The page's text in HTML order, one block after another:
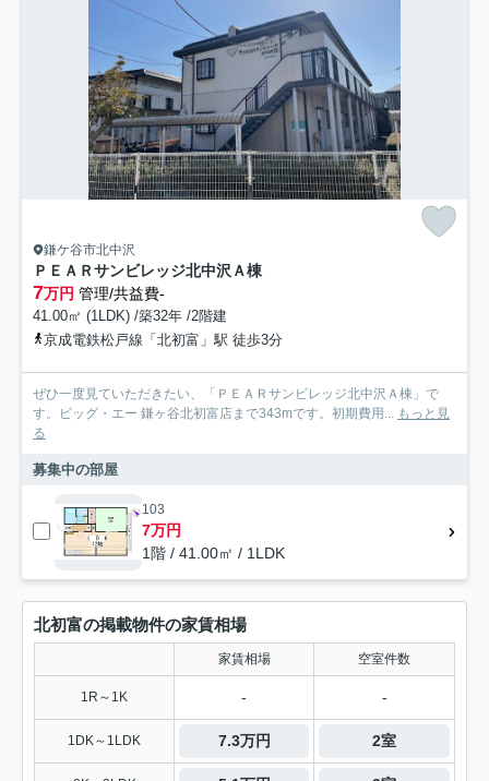
鎌ケ谷市北中沢
ＰＥＡＲサンビレッジ北中沢Ａ棟
7万円 管理/共益費-
41.00㎡ (1LDK) /築32年 /2階建
京成電鉄松戸線「北初富」駅 徒歩3分
ぜひ一度見ていただきたい、「ＰＥＡＲサンビレッジ北中沢Ａ棟」で
す。ビッグ・エー 鎌ヶ谷北初富店まで343mです。初期費用...
もっと見
る
募集中の部屋
103
7万円
1階 / 41.00㎡ / 1LDK
北初富の掲載物件の家賃相場
家賃相場 空室件数
1R～1K - -
1DK～1LDK 7.3万円 2室